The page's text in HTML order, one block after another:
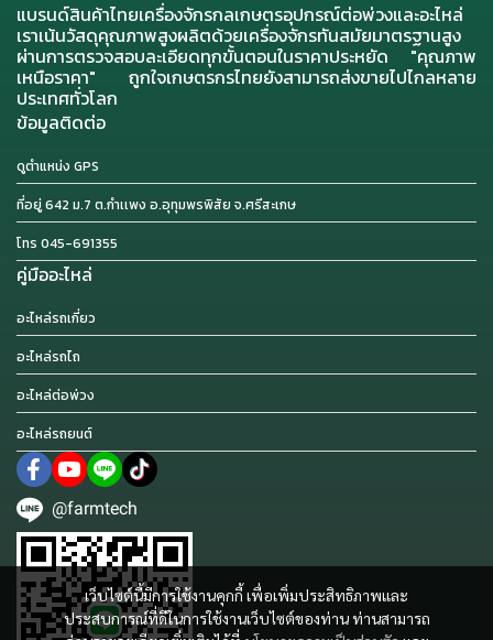
เว็บไซต์นี้มีการใช้งานคุกกี้ เพื่อเพิ่มประสิทธิภาพและ
ประสบการณ์ที่ดีในการใช้งานเว็บไซต์ของท่าน ท่านสามารถ
แบรนด์สินค้าไทยเครื่องจักรกลเกษตรอุปกรณ์ต่อพ่วงและอะไหล่
เราเน้นวัสดุคุณภาพสูงผลิตด้วยเครื่องจักรทันสมัยมาตรฐานสูง
ผ่านการตรวจสอบละเอียดทุกขั้นตอนในราคาประหยัด "คุณภาพ
เหนือราคา" ถูกใจเกษตรกรไทยยังสามารถส่งขายไปไกลหลาย
ประเทศทั่วโลก
ข้อมูลติดต่อ
ดูตำแหน่ง GPS
ที่อยู่ 642 ม.7 ต.กำเเพง อ.อุทุมพรพิสัย จ.ศรีสะเกษ
โทร 045-691355
คู่มืออะไหล่
อะไหล่รถเกี่ยว
อะไหล่รถไถ
อะไหล่ต่อพ่วง
อะไหล่รถยนต์
@farmtech